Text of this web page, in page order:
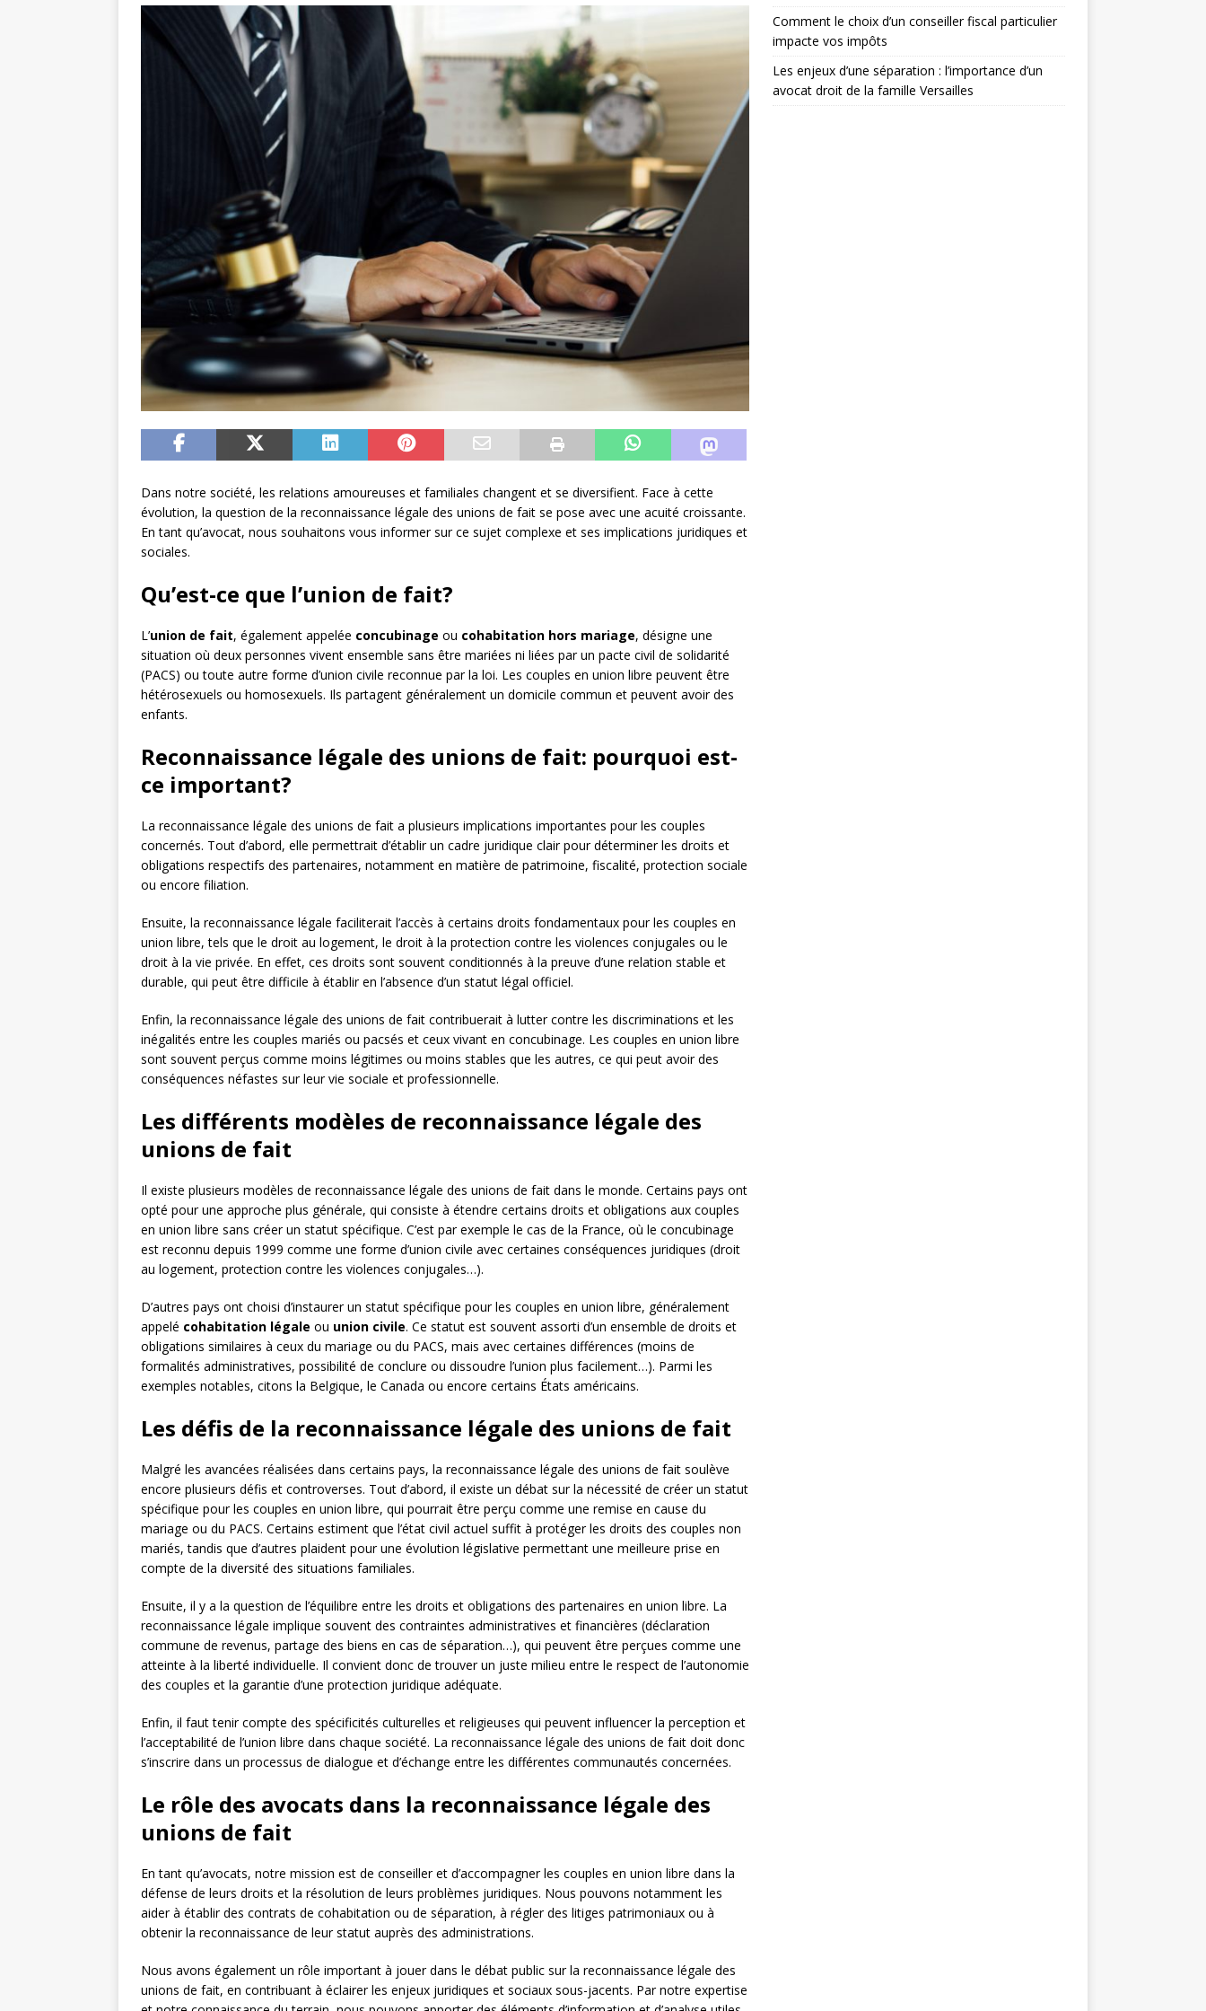
Dans notre société, les relations amoureuses et familiales changent et se diversifient. Face à cette
évolution, la question de la reconnaissance légale des unions de fait se pose avec une acuité croissante.
En tant qu’avocat, nous souhaitons vous informer sur ce sujet complexe et ses implications juridiques et
sociales.
Qu’est-ce que l’union de fait?
L’union de fait, également appelée concubinage ou cohabitation hors mariage, désigne une
situation où deux personnes vivent ensemble sans être mariées ni liées par un pacte civil de solidarité
(PACS) ou toute autre forme d’union civile reconnue par la loi. Les couples en union libre peuvent être
hétérosexuels ou homosexuels. Ils partagent généralement un domicile commun et peuvent avoir des
enfants.
Reconnaissance légale des unions de fait: pourquoi est-
ce important?
La reconnaissance légale des unions de fait a plusieurs implications importantes pour les couples
concernés. Tout d’abord, elle permettrait d’établir un cadre juridique clair pour déterminer les droits et
obligations respectifs des partenaires, notamment en matière de patrimoine, fiscalité, protection sociale
ou encore filiation.
Ensuite, la reconnaissance légale faciliterait l’accès à certains droits fondamentaux pour les couples en
union libre, tels que le droit au logement, le droit à la protection contre les violences conjugales ou le
droit à la vie privée. En effet, ces droits sont souvent conditionnés à la preuve d’une relation stable et
durable, qui peut être difficile à établir en l’absence d’un statut légal officiel.
Enfin, la reconnaissance légale des unions de fait contribuerait à lutter contre les discriminations et les
inégalités entre les couples mariés ou pacsés et ceux vivant en concubinage. Les couples en union libre
sont souvent perçus comme moins légitimes ou moins stables que les autres, ce qui peut avoir des
conséquences néfastes sur leur vie sociale et professionnelle.
Les différents modèles de reconnaissance légale des
unions de fait
Il existe plusieurs modèles de reconnaissance légale des unions de fait dans le monde. Certains pays ont
opté pour une approche plus générale, qui consiste à étendre certains droits et obligations aux couples
en union libre sans créer un statut spécifique. C’est par exemple le cas de la France, où le concubinage
est reconnu depuis 1999 comme une forme d’union civile avec certaines conséquences juridiques (droit
au logement, protection contre les violences conjugales…).
D’autres pays ont choisi d’instaurer un statut spécifique pour les couples en union libre, généralement
appelé cohabitation légale ou union civile. Ce statut est souvent assorti d’un ensemble de droits et
obligations similaires à ceux du mariage ou du PACS, mais avec certaines différences (moins de
formalités administratives, possibilité de conclure ou dissoudre l’union plus facilement…). Parmi les
exemples notables, citons la Belgique, le Canada ou encore certains États américains.
Les défis de la reconnaissance légale des unions de fait
Malgré les avancées réalisées dans certains pays, la reconnaissance légale des unions de fait soulève
encore plusieurs défis et controverses. Tout d’abord, il existe un débat sur la nécessité de créer un statut
spécifique pour les couples en union libre, qui pourrait être perçu comme une remise en cause du
mariage ou du PACS. Certains estiment que l’état civil actuel suffit à protéger les droits des couples non
mariés, tandis que d’autres plaident pour une évolution législative permettant une meilleure prise en
compte de la diversité des situations familiales.
Ensuite, il y a la question de l’équilibre entre les droits et obligations des partenaires en union libre. La
reconnaissance légale implique souvent des contraintes administratives et financières (déclaration
commune de revenus, partage des biens en cas de séparation…), qui peuvent être perçues comme une
atteinte à la liberté individuelle. Il convient donc de trouver un juste milieu entre le respect de l’autonomie
des couples et la garantie d’une protection juridique adéquate.
Enfin, il faut tenir compte des spécificités culturelles et religieuses qui peuvent influencer la perception et
l’acceptabilité de l’union libre dans chaque société. La reconnaissance légale des unions de fait doit donc
s’inscrire dans un processus de dialogue et d’échange entre les différentes communautés concernées.
Le rôle des avocats dans la reconnaissance légale des
unions de fait
En tant qu’avocats, notre mission est de conseiller et d’accompagner les couples en union libre dans la
défense de leurs droits et la résolution de leurs problèmes juridiques. Nous pouvons notamment les
aider à établir des contrats de cohabitation ou de séparation, à régler des litiges patrimoniaux ou à
obtenir la reconnaissance de leur statut auprès des administrations.
Nous avons également un rôle important à jouer dans le débat public sur la reconnaissance légale des
unions de fait, en contribuant à éclairer les enjeux juridiques et sociaux sous-jacents. Par notre expertise
Comment le choix d’un conseiller fiscal particulier
impacte vos impôts
Les enjeux d’une séparation : l’importance d’un
avocat droit de la famille Versailles